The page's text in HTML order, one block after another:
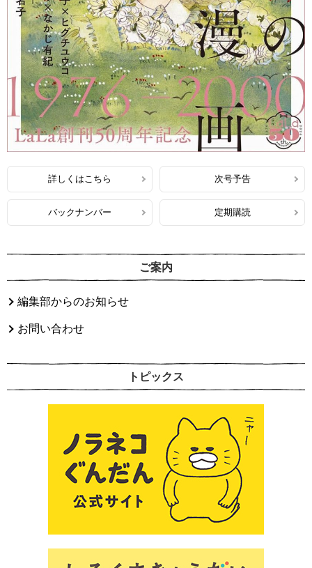
詳しくはこちら 次号予告
バックナンバー 定期購読
ご案内
編集部からのお知らせ
お問い合わせ
トピックス